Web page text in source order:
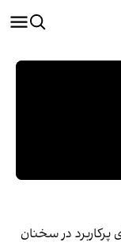
در سخنان